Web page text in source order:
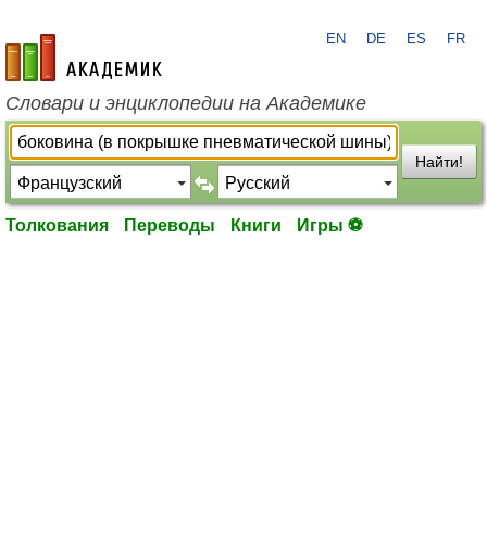
academic.ru
EN DE ES FR
Словари и энциклопедии на Академике
Найти!
Толкования Переводы Книги Игры ⚽